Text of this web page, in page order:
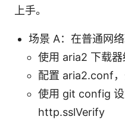
上手。
场景 A：在普通网
使用 aria2 下载
配置 aria2.conf
使用 git config
http.sslVerify